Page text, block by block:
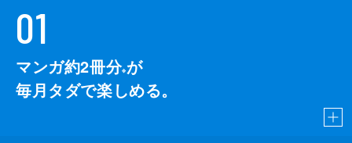
01
マンガ約2冊分※が
毎月タダで楽しめる。